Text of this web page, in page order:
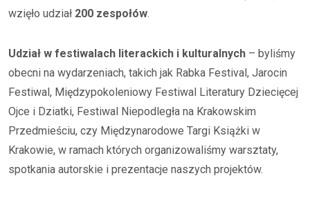
wzięło udział 200 zespołów.
Udział w festiwalach literackich i kulturalnych – byliśmy
obecni na wydarzeniach, takich jak Rabka Festival, Jarocin
Festiwal, Międzypokoleniowy Festiwal Literatury Dziecięcej
Ojce i Dziatki, Festiwal Niepodległa na Krakowskim
Przedmieściu, czy Międzynarodowe Targi Książki w
Krakowie, w ramach których organizowaliśmy warsztaty,
spotkania autorskie i prezentacje naszych projektów.